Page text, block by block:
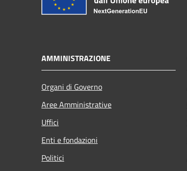
AMMINISTRAZIONE
Organi di Governo
Aree Amministrative
Uffici
Enti e fondazioni
Politici